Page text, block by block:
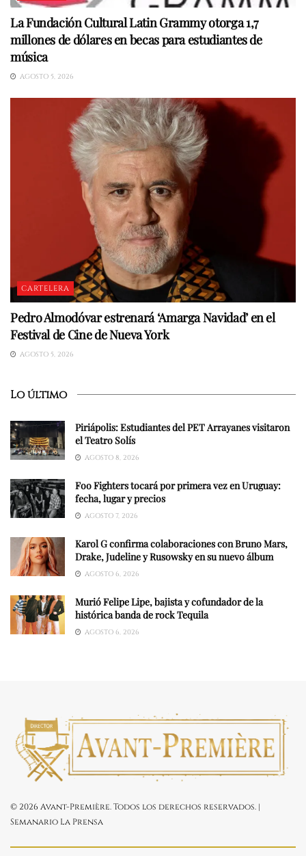
La Fundación Cultural Latin Grammy otorga 1,7
millones de dólares en becas para estudiantes de
música
AGOSTO 5, 2026
CARTELERA
Pedro Almodóvar estrenará ‘Amarga Navidad’ en el
Festival de Cine de Nueva York
AGOSTO 5, 2026
Lo último
Piriápolis: Estudiantes del PET Arrayanes visitaron
el Teatro Solís
AGOSTO 8, 2026
Foo Fighters tocará por primera vez en Uruguay:
fecha, lugar y precios
AGOSTO 7, 2026
Karol G confirma colaboraciones con Bruno Mars,
Drake, Judeline y Rusowsky en su nuevo álbum
AGOSTO 6, 2026
Murió Felipe Lipe, bajista y cofundador de la
histórica banda de rock Tequila
AGOSTO 6, 2026
© 2026 Avant-Première. Todos los derechos reservados. |
Semanario La Prensa